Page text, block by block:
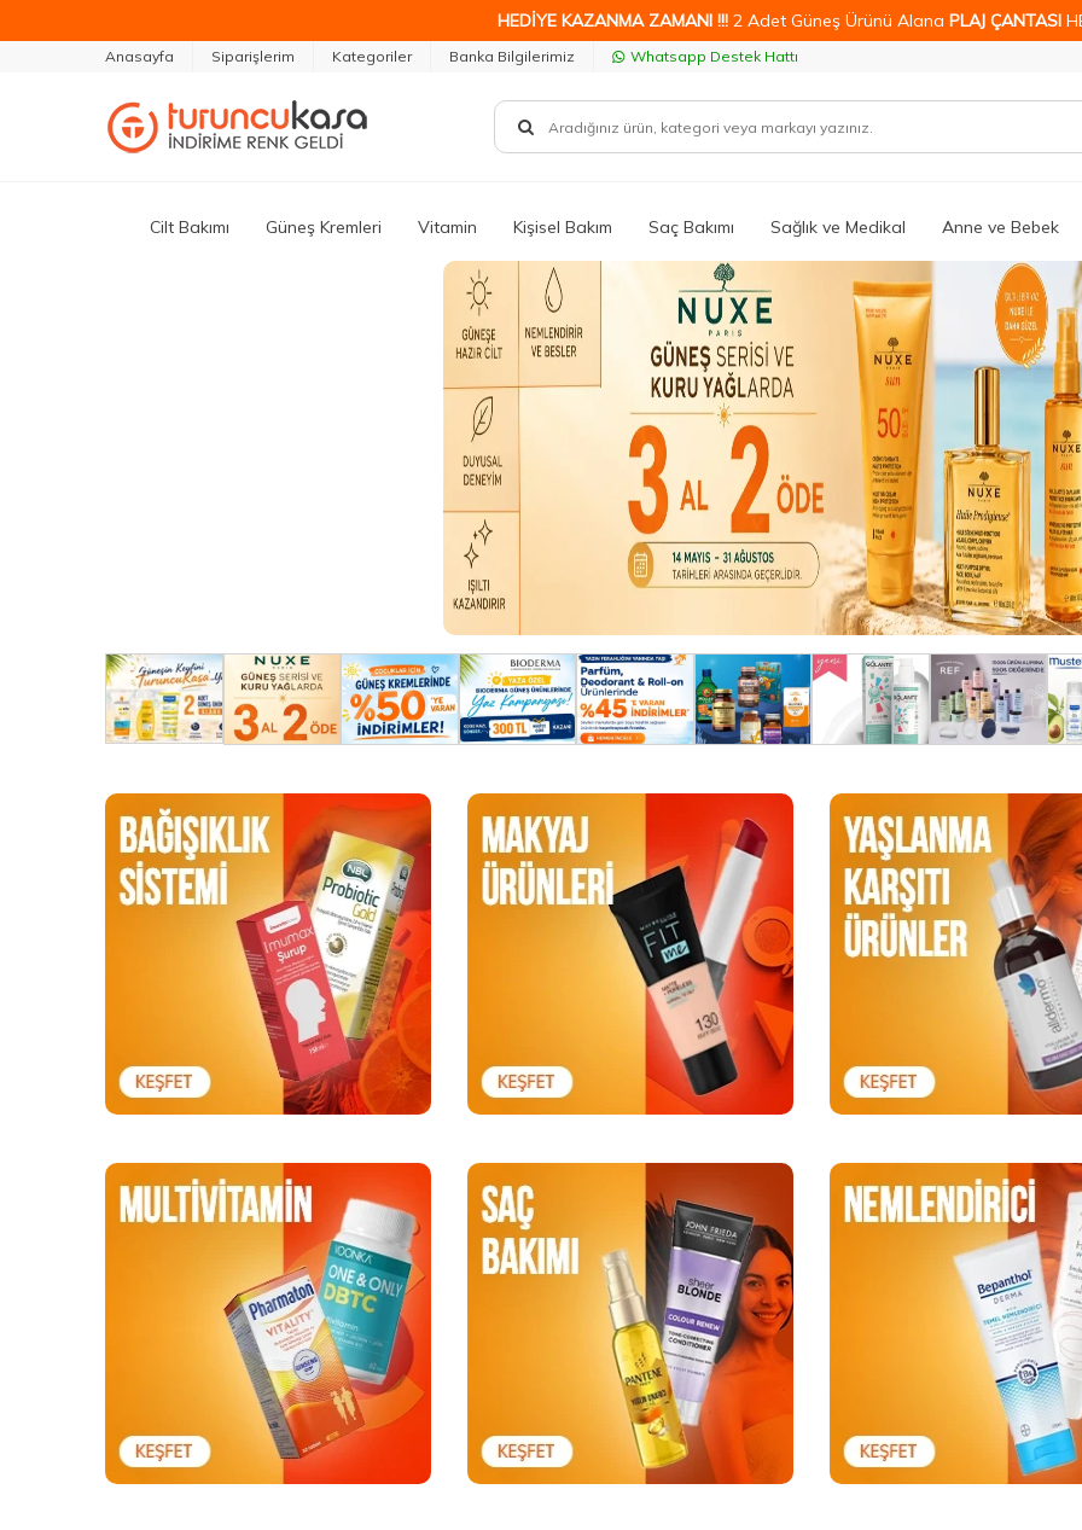
HEDİYE KAZANMA ZAMANI !!! 2 Adet Güneş Ürünü Alana PLAJ ÇANTASI
Anasayfa Siparişlerim Kategoriler Banka Bilgilerimiz Whatsapp Destek Hattı
Cilt Bakımı Güneş Kremleri Vitamin Kişisel Bakım Saç Bakımı Sağlık ve Medikal Anne ve Bebek
Balparmak Apitera Propolis
Karamürver Aromalı 16 Pastil
00 : 00
DAKIKA
00
SANIYE
120.00TL
Bioderma Photoderm
50+ Leke Karşıtı Güneş
ml
Fırsat Ürünü
8
GÜN
09
SAAT
: 15
DAKIKA